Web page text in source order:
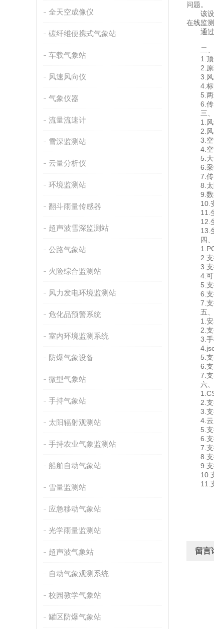
全天空成像仪
碳纤维便携式气象站
车载气象站
风速风向仪
气象仪器
流量流速计
雪深监测站
云量分析仪
环境监测站
翻斗雨量传感器
超声波雪深监测站
公路气象站
火险综合监测站
风力发电环境监测站
危化品预警系统
室内环境监测系统
防爆气象设备
微型气象站
手持气象站
太阳辐射观测站
手持农业气象监测站
船舶自动气象站
雪量监测站
应急移动气象站
光学雨量监测站
超声波气象站
自动气象观测系统
校园教学气象站
罐区防爆气象站
问题。
该设备
在线监测
通过数
二、
1.顶盖
2.原理
3.风速
4.标配
5.两米
6.传感
三、
1.风速
2.风向
3.空气
4.空气
5.大气
6.采集
7.传感
8.太阳
9.数据
10.安
11.生
12.生
13.生
四、
1.PC
2.支持
3.支持
4.可自
5.支持
6.支
7.支
五、
1.安卓
2.支
3.手机
4.json
5.支持
6.支
7.支
六、
1.CS
2.支
3.支持
4.云服
5.支
6.支持
7.支
8.支
9.支持
10.支
11.支
留言